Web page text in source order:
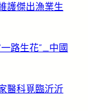
護傑出漁業生
路生花”_中國
醫科覓臨沂沂